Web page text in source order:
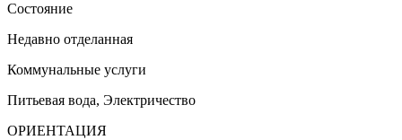
Состояние
Недавно отделанная
Коммунальные услуги
Питьевая вода, Электричество
ОРИЕНТАЦИЯ